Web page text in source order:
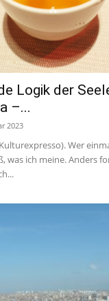
Logik der
–...
2023
Wer
was ich meine. Anders